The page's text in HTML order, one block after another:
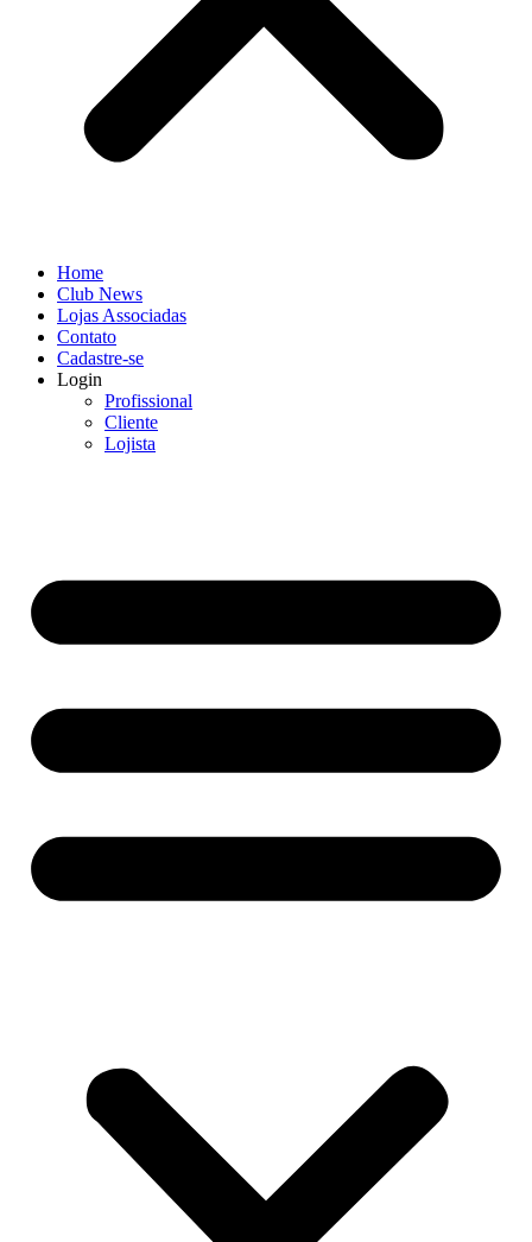
Home
Club News
Lojas Associadas
Contato
Cadastre-se
Login
Profissional
Cliente
Lojista